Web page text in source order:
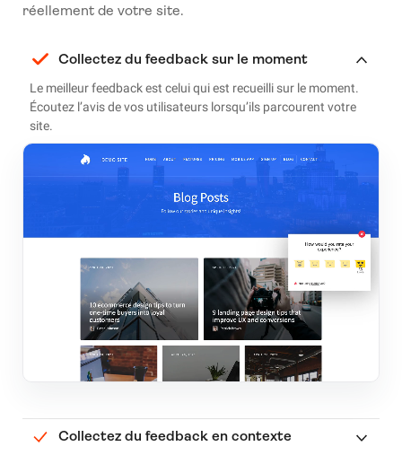
réellement de votre site.
Collectez du feedback sur le moment
Le meilleur feedback est celui qui est recueilli sur le moment.
Écoutez l’avis de vos utilisateurs lorsqu’ils parcourent votre
site.
Collectez du feedback en contexte